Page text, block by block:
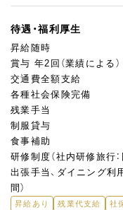
待遇・福利厚生
昇給随時
賞与 年2回（業績による）
交通費全額支給
各種社会保険完備
残業手当
制服貸与
食事補助
研修制度（社内研修旅行：
出張手当、ダイニング利
間）
昇給あり 残業代支給 社